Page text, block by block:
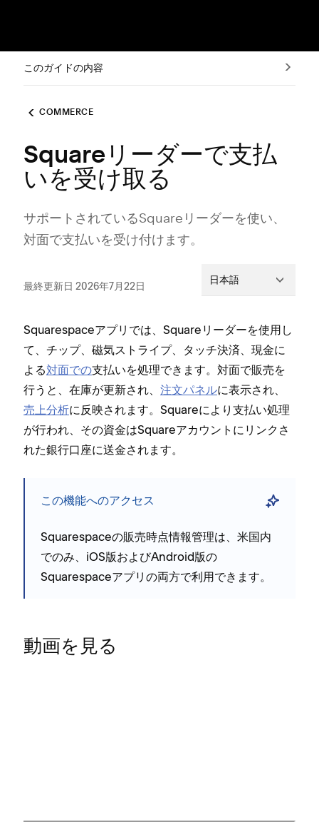
このガイドの内容
COMMERCE
Squareリーダーで支払
いを受け取る
サポ⁠ートされているSquareリ⁠ーダ⁠ーを使い⁠、
対面で支払いを受け付けます⁠。
最終更新日 2026年7月22日 日本語
Squarespaceアプリでは⁠、Squareリ⁠ーダ⁠ーを使用し
て⁠、チ⁠ップ⁠、磁気ストライプ⁠、タ⁠ッチ決済⁠、現金に
よる対面での支払いを処理できます⁠。対面で販売を
行うと⁠、在庫が更新され⁠、 注文パネルに表示され⁠、
売上分析に反映されます⁠。Squareにより支払い処理
が行われ⁠、その資金はSquareアカウントにリンクさ
れた銀行口座に送金されます⁠。
この機能へのアクセス
Squarespaceの販売時点情報管理は⁠、米国内
でのみ⁠、iOS版およびAndroid版の
Squarespaceアプリの両方で利用できます⁠。
動画を見る